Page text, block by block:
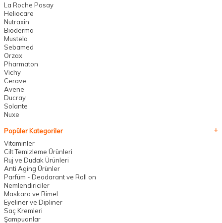
La Roche Posay
Heliocare
Nutraxin
Bioderma
Mustela
Sebamed
Orzax
Pharmaton
Vichy
Cerave
Avene
Ducray
Solante
Nuxe
Popüler Kategoriler
Vitaminler
Cilt Temizleme Ürünleri
Ruj ve Dudak Ürünleri
Anti Aging Ürünler
Parfüm - Deodarant ve Roll on
Nemlendiriciler
Maskara ve Rimel
Eyeliner ve Dipliner
Saç Kremleri
Şampuanlar